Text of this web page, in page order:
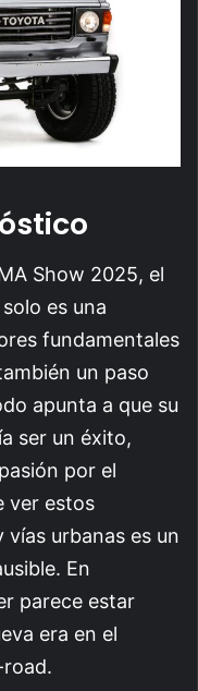
Show 2025, el
es una
fundamentales
un paso
apunta a que su
ser un éxito,
por el
ver estos
urbanas es un
En
parece estar
era en el